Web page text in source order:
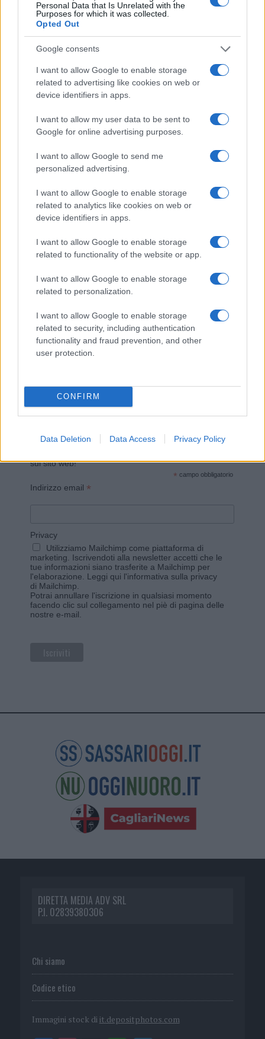
Personal Data that Is Unrelated with the
Purposes for which it was collected.
Opted Out
Google consents
I want to allow Google to enable storage
related to advertising like cookies on web or
device identifiers in apps.
I want to allow my user data to be sent to
Google for online advertising purposes.
I want to allow Google to send me
personalized advertising.
I want to allow Google to enable storage
related to analytics like cookies on web or
device identifiers in apps.
I want to allow Google to enable storage
related to functionality of the website or app.
I want to allow Google to enable storage
related to personalization.
I want to allow Google to enable storage
related to security, including authentication
functionality and fraud prevention, and other
user protection.
CONFIRM
Data Deletion Data Access Privacy Policy
Martina Agostina Diturco
I nostri cari
I nostri cari
I nostri cari
Giovannimaria Cabras
Invia un Comunicato Stampa|Pubblicità|
Iscriviti alla newsletter di Gallura Oggi e ricevi le nostre
sul sito web!
* campo obbligatorio
Indirizzo email *
Privacy
Utilizziamo Mailchimp come piattaforma di
marketing. Iscrivendoti alla newsletter accetti che le
tue informazioni siano trasferite a Mailchimp per
l'elaborazione. Leggi qui l'informativa sulla privacy
di Mailchimp
Potrai annullare l'iscrizione in qualsiasi momento
facendo clic sul collegamento nel piè di pagina delle
nostre e-mail.
DIRETTA MEDIA ADV SRL
P.I. 02839380306
Chi siamo
Codice etico
Immagini stock di it.depositphotos.com